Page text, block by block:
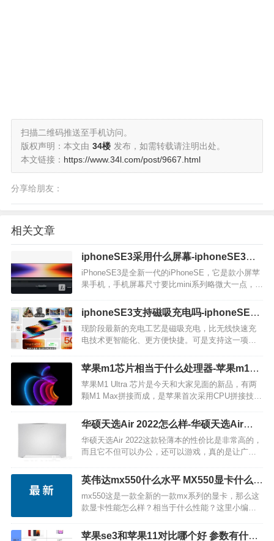
扫描二维码推送至手机访问。
版权声明：本文由 34楼 发布，如需转载请注明出处。
本文链接： https://www.34l.com/post/9667.html
分享给朋友：
相关文章
iphoneSE3采用什么屏幕-iphoneSE3屏
幕性能
iPhoneSE3是全新一代的iPhoneSE，它是款小屏苹
果手机，手机屏幕尺寸要比mini系列略微大一点，但
编详细梳理的iPhoneSE3手机屏幕的相关信息吧。
iPhoneSE3屏幕是什么一块4…
iphoneSE3支持磁吸充电吗-iphoneSE3
可以无线充电吗
现阶段最新的充电工艺是磁吸充电，比无线快速充
电技术更智能化、更方便快捷。可是支持这一项技
充电？它支持无线快速充电技术吗？小编梳理了一
点相关内容推荐给各位哦! iphoneSE3支持…
苹果m1芯片相当于什么处理器-苹果m1芯
片什么水平
苹果M1 Ultra 芯片是今天和大家见面的新品，有两
颗M1 Max拼接而成，是苹果首次采用CPU拼接技
片还是比较好奇的，今天小编就给大家带来了详细
的介绍说明。 M1 Ultra…
华硕天选Air 2022怎么样-华硕天选Air
2022参数配置
华硕天选Air 2022这款轻薄本的性价比是非常高的，
而且它不但可以办公，还可以游戏，真的是让广大
么样呢？值不值得入手？让我们一起来对比分析看
看吧。 设计方面 华硕天选系列之…
英伟达mx550什么水平 MX550显卡什么级
别怎么样性能强吗
mx550这是一款全新的一款mx系列的显卡，那么这
款显卡性能怎么样？相当于什么性能？这里小编为
数码博主“金猪升级包”放出了英伟达新款…
苹果se3和苹果11对比哪个好 参数有什么